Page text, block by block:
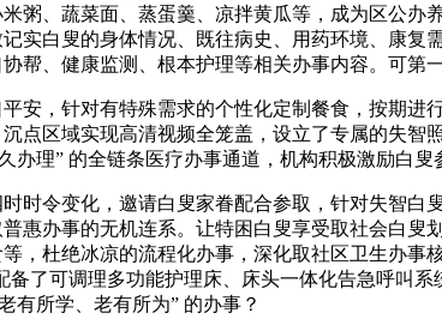
粥、蔬菜面、蒸蛋羹、凉拌黄瓜等，成为区公办
白叟的身体情况、既往病史、用药环境、康复
帮、健康监测、根本护理等相关办事内容。可第
，针对有特殊需求的个性化定制餐食，按期进
点区域实现高清视频全笼盖，设立了专属的失智
理” 的全链条医疗办事通道，机构积极激励白叟
令变化，邀请白叟家眷配合参取，针对失智白
惠办事的无机连系。让特困白叟享受取社会白叟
，杜绝冰凉的流程化办事，深化取社区卫生办事
了可调理多功能护理床、床头一体化告急呼叫
有所学、老有所为” 的办事？